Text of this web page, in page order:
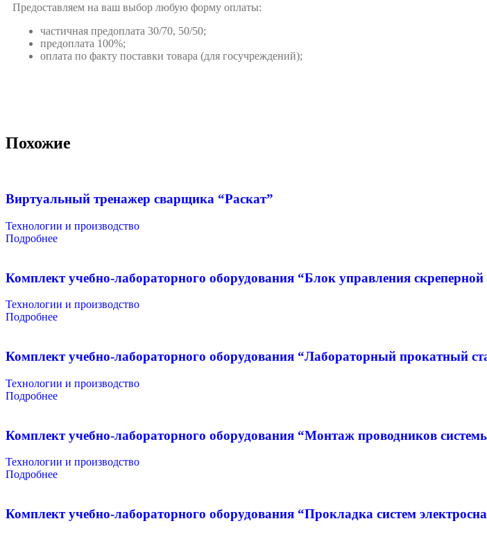
Предоставляем на ваш выбор любую форму оплаты:
частичная предоплата 30/70, 50/50;
предоплата 100%;
оплата по факту поставки товара (для госучреждений);
Похожие
Виртуальный тренажер сварщика “Раскат”
Технологии и производство
Подробнее
Комплект учебно-лабораторного оборудования “Блок управления скреперной
Технологии и производство
Подробнее
Комплект учебно-лабораторного оборудования “Лабораторный прокатный
Технологии и производство
Подробнее
Комплект учебно-лабораторного оборудования “Монтаж проводников
Технологии и производство
Подробнее
Комплект учебно-лабораторного оборудования “Прокладка систем